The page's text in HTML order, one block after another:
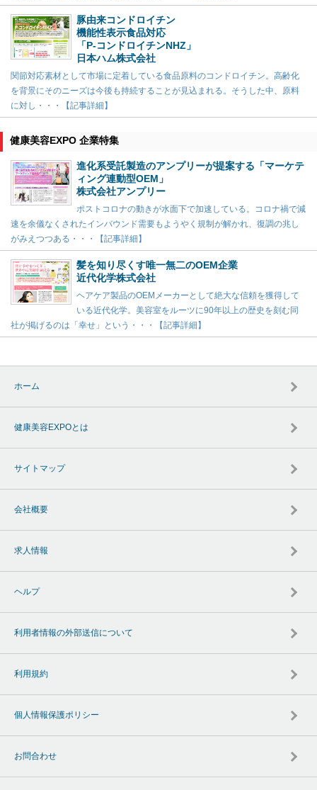
豚由来コンドロイチン
機能性表示食品対応
「P-コンドロイチンNHZ」
日本ハム株式会社
関節対応素材として市場に定着している食品原料のコンドロイチン。高齢化
を背景にそのニーズは今後も持続することが見込まれる。そうした中、原料
に対し・・・【記事詳細】
健康美容EXPO 企業特集
進化系受託製造のアンプリーが提案する「マーケテ
ィング連動型OEM」
株式会社アンプリー
ポストコロナの動きが水面下で加速している。コロナ禍で減
速を余儀なくされたインバウンド需要もようやく規制が解かれ、復調の兆し
がみえつつある・・・【記事詳細】
髪を知り尽くす唯一無二のOEM企業
近代化学株式会社
ヘアケア製品のOEMメーカーとして絶大な信頼を獲得して
いる近代化学。美容室をルーツに90年以上の歴史を刻む同
社が掲げるのは「幸せ」という・・・【記事詳細】
ホーム
健康美容EXPOとは
サイトマップ
会社概要
求人情報
ヘルプ
利用者情報の外部送信について
利用規約
個人情報保護ポリシー
お問合わせ